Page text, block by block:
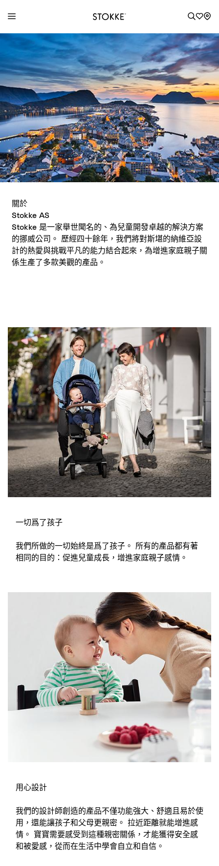
S
p
t
o
C
o
n
t
e
n
t
關於
Stokke AS
Stokke 是一家舉世聞名的、為兒童開發卓越的解決方案
的挪威公司。 歷經四十餘年，我們將對斯堪的納維亞設
計的熱愛與挑戰平凡的能力結合起來，為增進家庭親子關
係生產了多款美觀的產品。
一切爲了孩子
我們所做的一切始終是爲了孩子。 所有的產品都有著
相同的目的：促進兒童成長，增進家庭親子感情。
用心設計
我們的設計師創造的產品不僅功能強大、舒適且易於使
用，還能讓孩子和父母更親密。 拉近距離就能增進感
情。 寶寶需要感受到這種親密關係，才能獲得安全感
和被愛感，從而在生活中學會自立和自信。